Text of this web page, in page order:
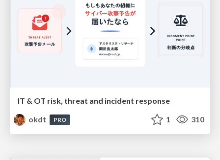
IT & OT risk, threat and incident response
okdt
PRO 1 310